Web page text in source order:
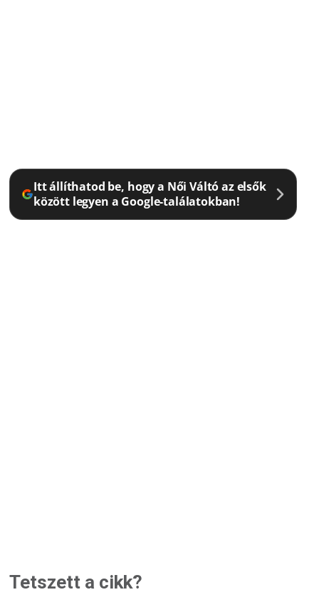
Itt állíthatod be, hogy a Női Váltó az elsők
között legyen a Google-találatokban!
Tetszett a cikk?